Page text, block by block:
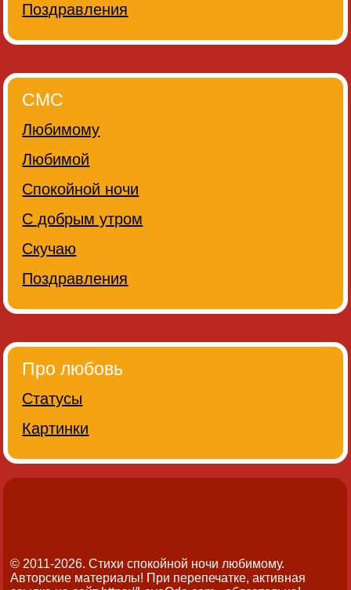
Поздравления
СМС
Любимому
Любимой
Спокойной ночи
С добрым утром
Скучаю
Поздравления
Про любовь
Статусы
Картинки
© 2011-2026. Стихи спокойной ночи любимому.
Авторские материалы! При перепечатке, активная